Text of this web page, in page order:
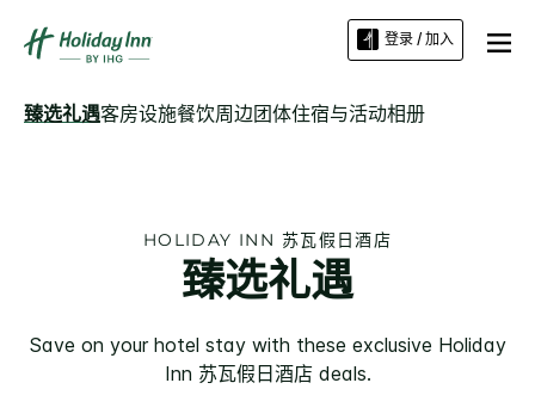
登录 / 加入
臻选礼遇客房设施餐饮周边团体住宿与活动相册
HOLIDAY INN 苏瓦假日酒店
臻选礼遇
Save on your hotel stay with these exclusive Holiday
Inn 苏瓦假日酒店deals.